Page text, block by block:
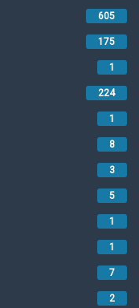
605
175
1
224
1
8
3
5
1
1
7
2